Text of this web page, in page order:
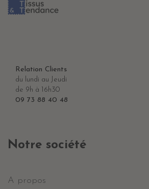
Relation Clients
du lundi au Jeudi
de 9h à 16h30
09 73 88 40 48
Notre société
A propos